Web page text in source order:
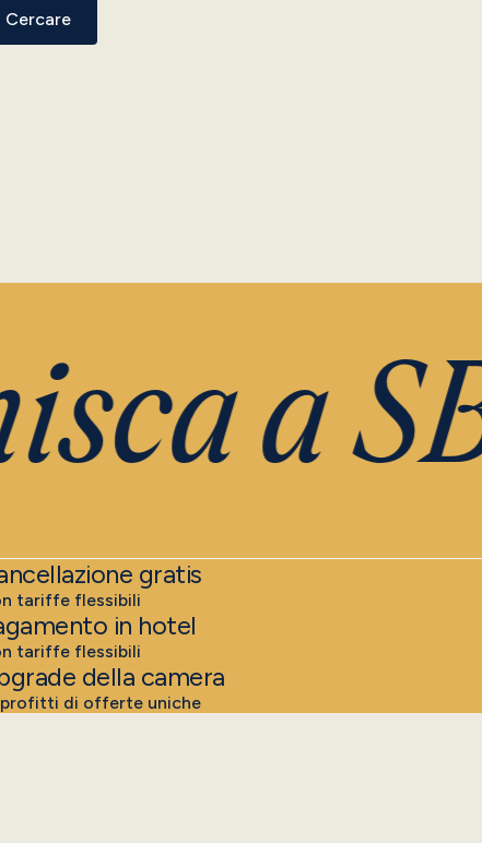
Cercare
a SB
gratis
tariffe flessibili
in hotel
tariffe flessibili
della camera
di offerte uniche